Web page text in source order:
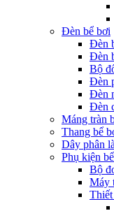
Đèn bể bơi
Đèn
Đèn
Bộ
Đèn
Đèn
Đèn
Máng tràn
Thang bể
Dây phân
Phụ kiện
Bộ
Máy